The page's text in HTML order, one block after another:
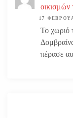
οικισμών
17
Το χωριό
πέρασε